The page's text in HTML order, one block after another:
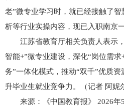
老”微专业学习时，就已经接触了
析等行业实操内容，现已入职南京
江苏省教育厅相关负责人表示
智能+”微专业建设，深化“岗位需
务”一体化模式，推动“双千”优质
升毕业生就业竞争力。（记者 阿妮
来源：《中国教育报》 2026